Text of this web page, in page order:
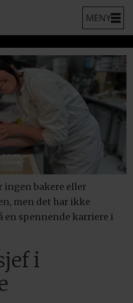
ingen bakere eller
men det har ikke
en spennende karriere i
i